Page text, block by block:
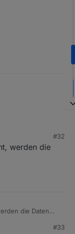
Status ist bei mir
und somit
#32
werden die
die Daten
#33